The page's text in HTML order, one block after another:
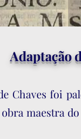
Adaptação
Chaves foi
maestra